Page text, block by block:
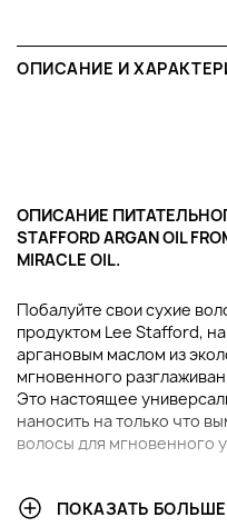
ОПИСАНИЕ И
ОПИСАНИЕ
STAFFORD ARGAN OIL
MIRACLE OIL.
Побалуйте свои сухие
продуктом Lee Stafford,
аргановым маслом из
мгновенного
Это настоящее
наносить на только что
волосы для мгновенного
В ЧЕМ ПРЕИМУЩЕСТВА
МАСЛА LEE STAFFORD
ПОКАЗАТЬ БОЛЬШЕ